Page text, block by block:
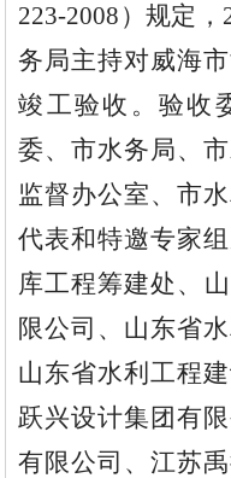
223-2008 ）规定，
务局主持对威海市
竣工验收。验收
委、市水务局、
监督办公室、市
代表和特邀专家组
库工程筹建处 、
限公司、 山东省
山东省水利工程
跃兴设计集团有限
有限公司、江苏